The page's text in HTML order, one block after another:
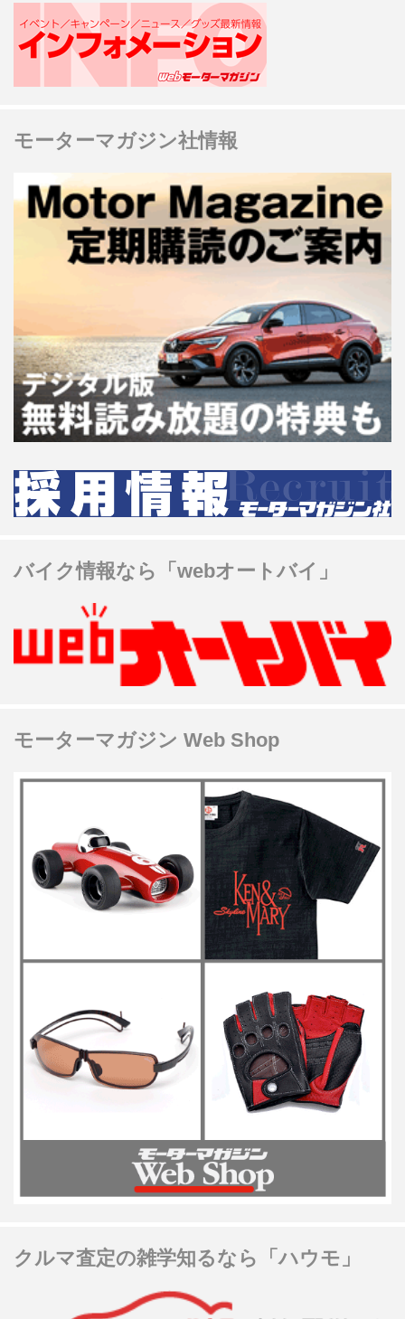
モーターマガジン社情報
バイク情報なら「webオートバイ」
モーターマガジン Web Shop
クルマ査定の雑学知るなら「ハウモ」